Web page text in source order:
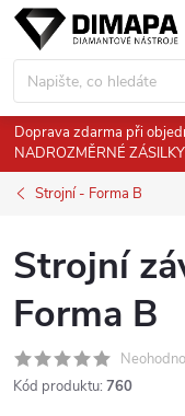
Přejít
obsah
Doprava zdarma při
NADROZMĚRNÉ ZÁSILKY
Strojní - Forma B
Strojní
Forma B
Kód produktu: 760